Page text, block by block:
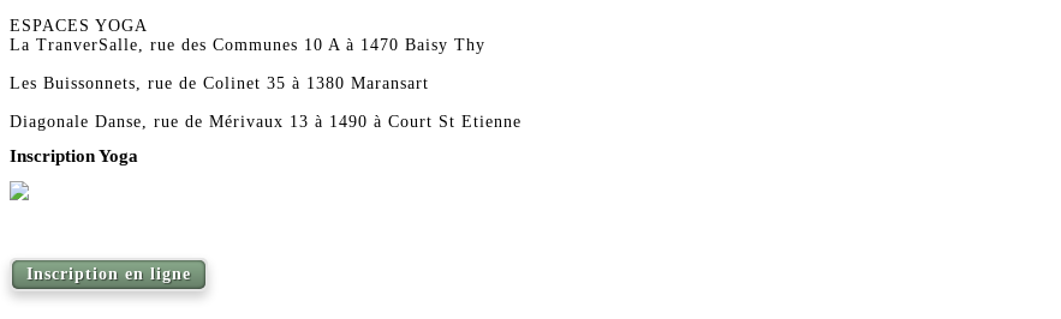
ESPACES YOGA
La TranverSalle, rue des Communes 10 A à 1470 Baisy Thy
Les Buissonnets, rue de Colinet 35 à 1380 Maransart
Diagonale Danse, rue de Mérivaux 13 à 1490 à Court St Etienne
Inscription Yoga
Inscription en ligne